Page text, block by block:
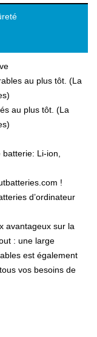
au plus tôt. (La
au plus tôt. (La
batterie: Li-ion,
!
d’ordinateur
avantageux sur la
: une large
est également
vos besoins de